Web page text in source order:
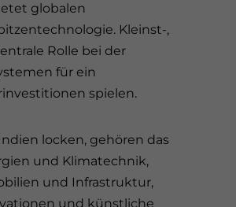
globalen
Kleinst-,
Rolle bei der
für ein
spielen.
locken, gehören das
und Klimatechnik,
und Infrastruktur,
und künstliche